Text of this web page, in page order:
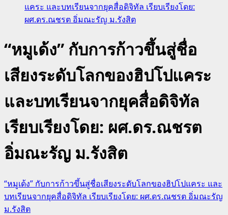
แคระ และบทเรียนจากยุคสื่อดิจิทัล เรียบเรียงโดย:
ผศ.ดร.ณชรต อิ่มณะรัญ ม.รังสิต
“หมูเด้ง” กับการก้าวขึ้นสู่ชื่อ
เสียงระดับโลกของฮิปโปแคระ
และบทเรียนจากยุคสื่อดิจิทัล
เรียบเรียงโดย: ผศ.ดร.ณชรต
อิ่มณะรัญ ม.รังสิต
“หมูเด้ง” กับการก้าวขึ้นสู่ชื่อเสียงระดับโลกของฮิปโปแคระ และ
บทเรียนจากยุคสื่อดิจิทัล เรียบเรียงโดย: ผศ.ดร.ณชรต อิ่มณะรัญ
ม.รังสิต